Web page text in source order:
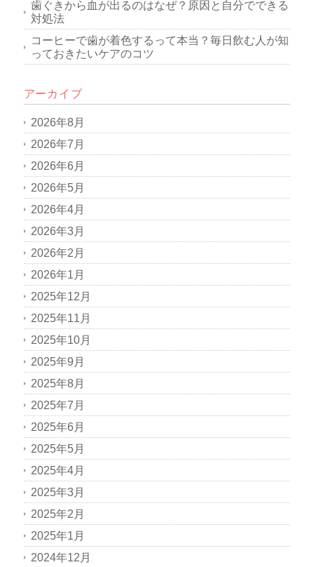
歯ぐきから血が出るのはなぜ？原因と自分でできる
対処法
コーヒーで歯が着色するって本当？毎日飲む人が知
っておきたいケアのコツ
アーカイブ
2026年8月
2026年7月
2026年6月
2026年5月
2026年4月
2026年3月
2026年2月
2026年1月
2025年12月
2025年11月
2025年10月
2025年9月
2025年8月
2025年7月
2025年6月
2025年5月
2025年4月
2025年3月
2025年2月
2025年1月
2024年12月